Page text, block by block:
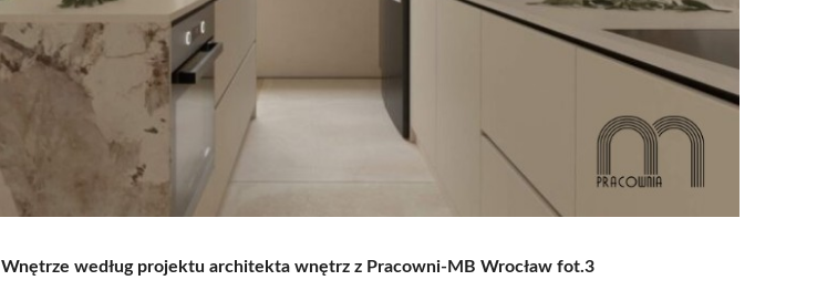
Wnętrze według projektu architekta wnętrz z Pracowni-MB Wrocław fot.3